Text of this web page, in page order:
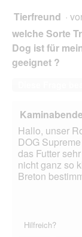
Tierfreund ·
welche Sorte
Dog ist für
geeignet ?
Kaminabende
Hallo, unser
DOG
das Futter
nicht ganz so
Breton
Hilfreich?